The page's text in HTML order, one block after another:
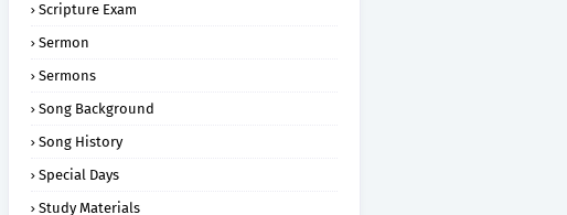
Scripture Exam
Sermon
Sermons
Song Background
Song History
Special Days
Study Materials